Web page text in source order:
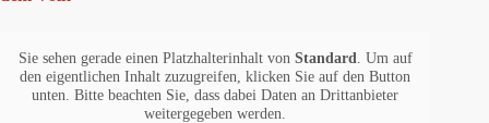
Sie sehen gerade einen Platzhalterinhalt von Standard
. Um auf
den eigentlichen Inhalt zuzugreifen, klicken Sie auf den Button
unten. Bitte beachten Sie, dass dabei Daten an Drittanbieter
weitergegeben werden.